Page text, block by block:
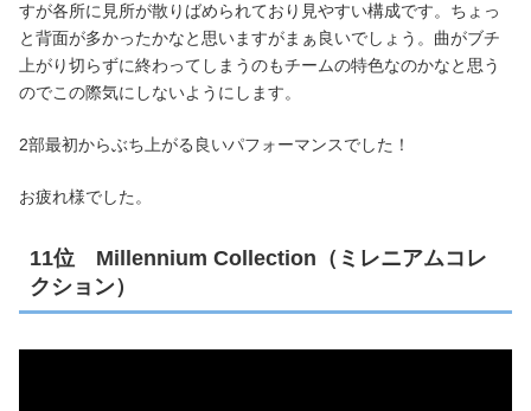
すが各所に見所が散りばめられており見やすい構成です。ちょっ
と背面が多かったかなと思いますがまぁ良いでしょう。曲がブチ
上がり切らずに終わってしまうのもチームの特色なのかなと思う
のでこの際気にしないようにします。
2部最初からぶち上がる良いパフォーマンスでした！
お疲れ様でした。
11位 Millennium Collection（ミレニアムコレ
クション）